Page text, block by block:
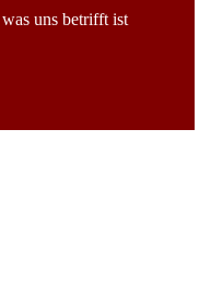
uns betrifft ist